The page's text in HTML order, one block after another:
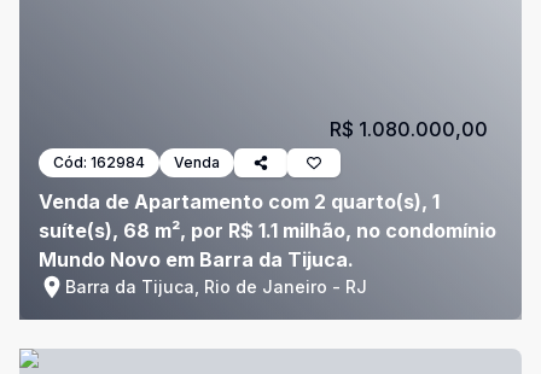
Cód: 162984 Venda
Venda de Apartamento com 2 quarto(s), 1
suíte(s), 68 m², por R$ 1.1 milhão, no condomínio
Mundo Novo em Barra da Tijuca.
Barra da Tijuca, Rio de Janeiro - RJ
R$ 1.080.000,00